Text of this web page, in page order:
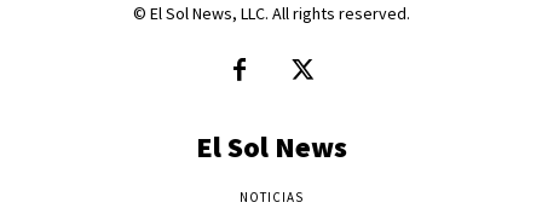
© El Sol News, LLC. All rights reserved.
El Sol News
NOTICIAS